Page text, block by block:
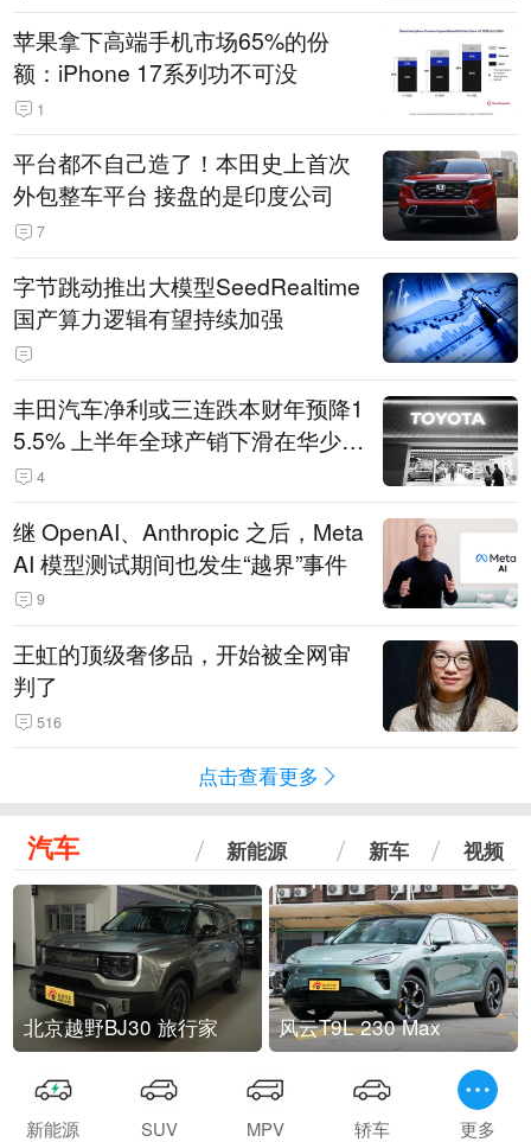
苹果拿下高端手机市场65%的份
额：iPhone 17系列功不可没
1
平台都不自己造了！本田史上首次
外包整车平台 接盘的是印度公司
7
字节跳动推出大模型SeedRealtime
国产算力逻辑有望持续加强
丰田汽车净利或三连跌本财年预降1
5.5% 上半年全球产销下滑在华少卖
14.3万辆
4
继 OpenAI、Anthropic 之后，Meta
AI 模型测试期间也发生“越界”事件
9
王虹的顶级奢侈品，开始被全网审
判了
516
点击查看更多
汽车 新能源 新车 视频
北京越野BJ30 旅行家 风云T9L 230 Max
新能源 SUV MPV 轿车 更多